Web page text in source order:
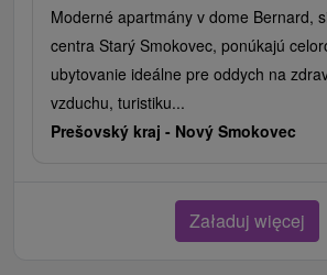
Moderné apartmány v dome Bernard,
centra Starý Smokovec, ponúkajú
ubytovanie ideálne pre oddych na
vzduchu, turistiku...
Prešovský kraj - Nový Smokovec
Załaduj więcej